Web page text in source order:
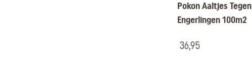
Pokon Aaltjes Tegen
Engerlingen 100m2
36,95